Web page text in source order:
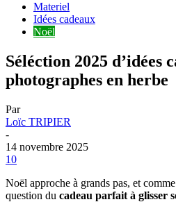
Materiel
Idées cadeaux
Noël
Séléction 2025 d’idées
photographes en herbe
Par
Loïc TRIPIER
-
14 novembre 2025
10
Noël approche à grands pas, et
question du cadeau parfait à glisser